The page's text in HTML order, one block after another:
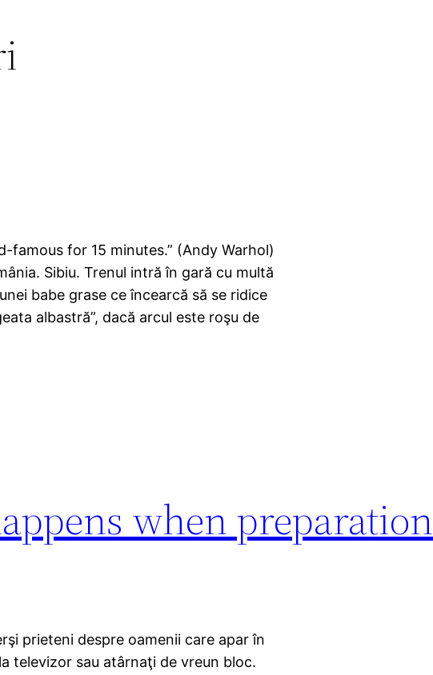
famous for 15 minutes.” (Andy Warhol)
Sibiu. Trenul intră în gară cu multă
babe grase ce încearcă să se ridice
albastră”, dacă arcul este roşu de
when
prieteni despre oamenii care apar în
televizor sau atârnaţi de vreun bloc.